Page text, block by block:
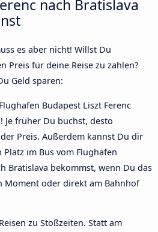
nach Bratislava
es aber nicht! Willst Du
Preis für deine Reise zu zahlen?
Geld sparen:
Budapest Liszt Ferenc
Je früher Du buchst, desto
Preis. Außerdem kannst Du dir
im Bus vom Flughafen
Bratislava bekommst, wenn Du das
Moment oder direkt am Bahnhof
zu Stoßzeiten. Statt am